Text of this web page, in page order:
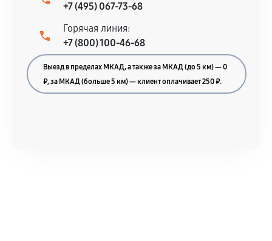
+7 (495) 067-73-68
Горячая линия:
+7 (800) 100-46-68
Выезд в пределах МКАД, а также за МКАД (до 5 км) — 0
₽, за МКАД (больше 5 км) — клиент оплачивает 250 ₽.